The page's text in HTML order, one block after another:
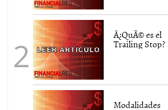
Â¿QuÃ© es el
Trailing Stop?
Modalidades